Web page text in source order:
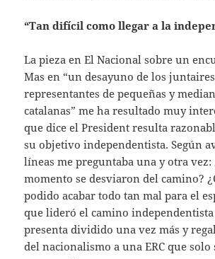
“Tan difícil como llegar a la
La pieza en El Nacional sobre un
Mas en “un desayuno de los
representantes de pequeñas y
catalanas” me ha resultado muy
que dice el President resulta
su objetivo independentista. Según
líneas me preguntaba una y otra vez:
momento se desviaron del camino?
podido acabar todo tan mal para el
que lideró el camino independentista
presenta dividido una vez más y
del nacionalismo a una ERC que